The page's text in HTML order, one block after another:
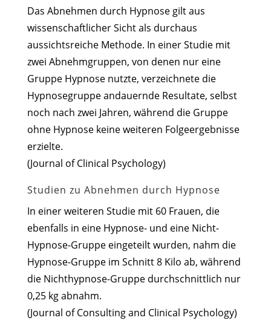
Das Abnehmen durch Hypnose gilt aus
wissenschaftlicher Sicht als durchaus
aussichtsreiche Methode. In einer Studie mit
zwei Abnehmgruppen, von denen nur eine
Gruppe Hypnose nutzte, verzeichnete die
Hypnosegruppe andauernde Resultate, selbst
noch nach zwei Jahren, während die Gruppe
ohne Hypnose keine weiteren Folgeergebnisse
erzielte.
(Journal of Clinical Psychology)
Studien zu Abnehmen durch Hypnose
In einer weiteren Studie mit 60 Frauen, die
ebenfalls in eine Hypnose- und eine Nicht-
Hypnose-Gruppe eingeteilt wurden, nahm die
Hypnose-Gruppe im Schnitt 8 Kilo ab, während
die Nichthypnose-Gruppe durchschnittlich nur
0,25 kg abnahm.
(Journal of Consulting and Clinical Psychology)